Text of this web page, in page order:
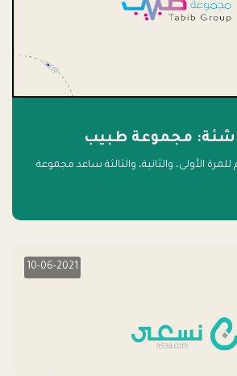
مجموعة طبيب
الأولى، والثانية، والثالثة ساعد مجموعة
10-06-2021